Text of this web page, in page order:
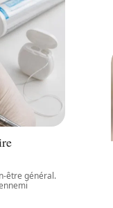
être général.